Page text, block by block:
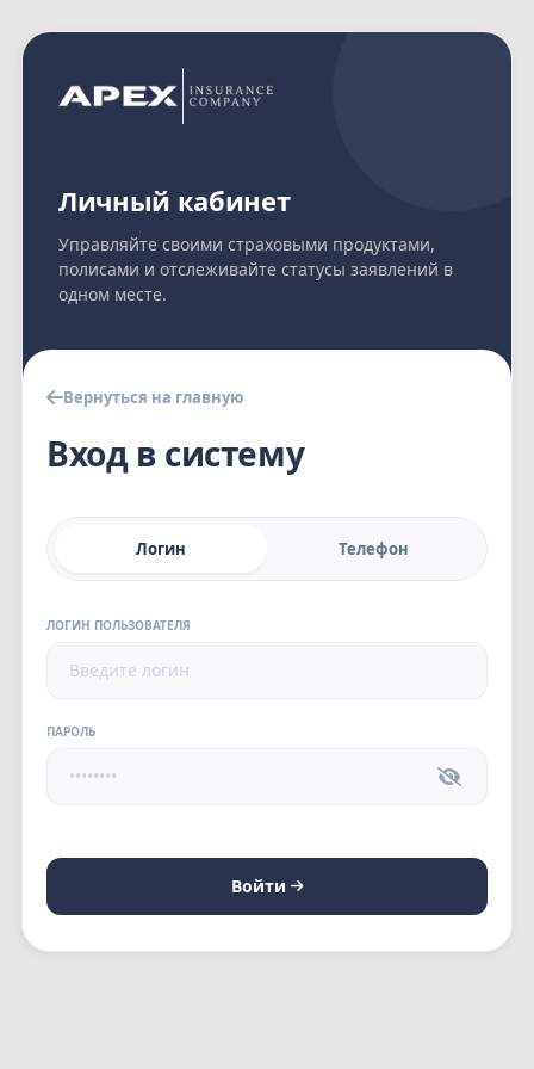
Личный кабинет
Управляйте своими страховыми продуктами,
полисами и отслеживайте статусы заявлений в
одном месте.
Вернуться на главную
Вход в систему
Логин Телефон
ЛОГИН ПОЛЬЗОВАТЕЛЯ
ПАРОЛЬ
Войти